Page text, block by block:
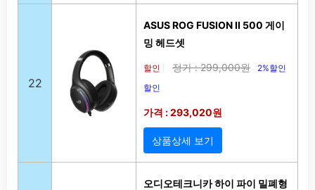
22
ASUS ROG FUSION II 500 게이
밍 헤드셋
할인 정가 : 299,000원
2%할인
할인
가격 : 293,020원
상품상세 보기
오디오테크니카 하이 파이 밀폐형